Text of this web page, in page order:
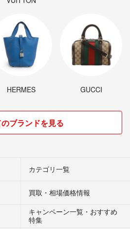
HERMES GUCCI
ブランドを見る
カテゴリ一覧
買取・相場価格情報
キャンペーン一覧・おすすめ
特集